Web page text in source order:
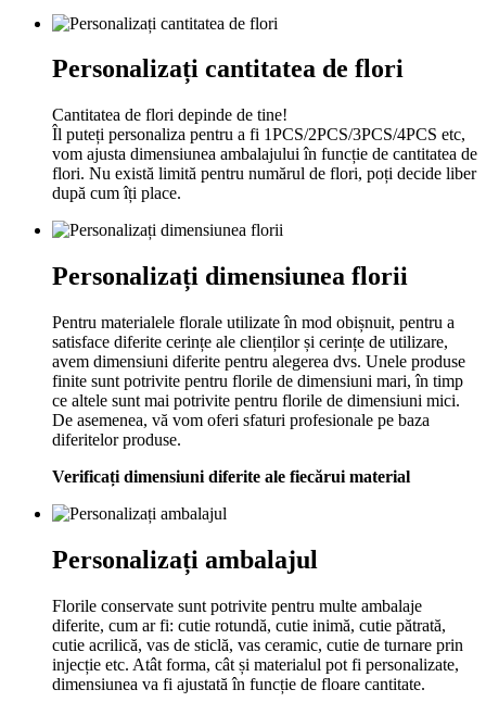
Personalizați cantitatea de flori
Cantitatea de flori depinde de tine!
Îl puteți personaliza pentru a fi 1PCS/2PCS/3PCS/4PCS etc,
vom ajusta dimensiunea ambalajului în funcție de cantitatea de
flori. Nu există limită pentru numărul de flori, poți decide liber
după cum îți place.
Personalizați dimensiunea florii
Pentru materialele florale utilizate în mod obișnuit, pentru a
satisface diferite cerințe ale clienților și cerințe de utilizare,
avem dimensiuni diferite pentru alegerea dvs. Unele produse
finite sunt potrivite pentru florile de dimensiuni mari, în timp
ce altele sunt mai potrivite pentru florile de dimensiuni mici.
De asemenea, vă vom oferi sfaturi profesionale pe baza
diferitelor produse.
Verificați dimensiuni diferite ale fiecărui material
Personalizați ambalajul
Florile conservate sunt potrivite pentru multe ambalaje
diferite, cum ar fi: cutie rotundă, cutie inimă, cutie pătrată,
cutie acrilică, vas de sticlă, vas ceramic, cutie de turnare prin
injecție etc. Atât forma, cât și materialul pot fi personalizate,
dimensiunea va fi ajustată în funcție de floare cantitate.